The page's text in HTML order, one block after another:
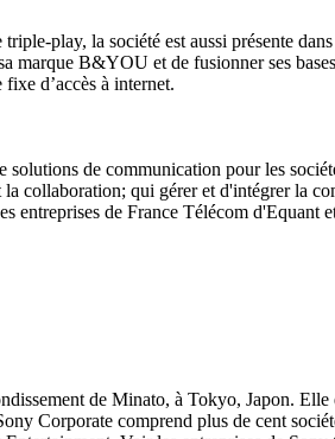
play, la société est aussi présente
marque B&YOU et de fusionner ses
d’accès à internet.
de communication pour les
collaboration; qui gérer et d'intégrer la
entreprises de France Télécom d'Equant
de Minato, à Tokyo, Japon.
Corporate comprend plus de cent